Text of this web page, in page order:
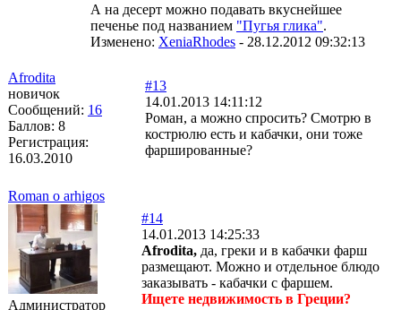
А на десерт можно подавать вкуснейшее
печенье под названием "Пугья глика".
Изменено: XeniaRhodes - 28.12.2012 09:32:13
Afrodita
новичок
Сообщений: 16
Баллов: 8
Регистрация:
16.03.2010
#13
14.01.2013 14:11:12
Роман, а можно спросить? Смотрю в
кострюлю есть и кабачки, они тоже
фаршированные?
Roman o arhigos
Администратор
#14
14.01.2013 14:25:33
Afrodita, да, греки и в кабачки фарш
размещают. Можно и отдельное блюдо
заказывать - кабачки с фаршем.
Ищете недвижимость в Греции?